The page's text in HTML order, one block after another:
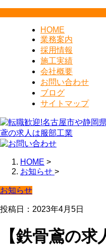
HOME
業務案内
採用情報
施工実績
会社概要
お問い合わせ
ブログ
サイトマップ
HOME >
お知らせ >
お知らせ
投稿日：2023年4月5日
【鉄骨鳶の